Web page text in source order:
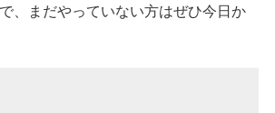
、まだやっていない方はぜひ今日か